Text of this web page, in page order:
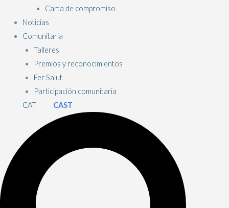
Carta de compromiso
Noticias
Comunitaria
Talleres
Premios y reconocimientos
Fer Salut
Participación comunitaria
CAT
CAST